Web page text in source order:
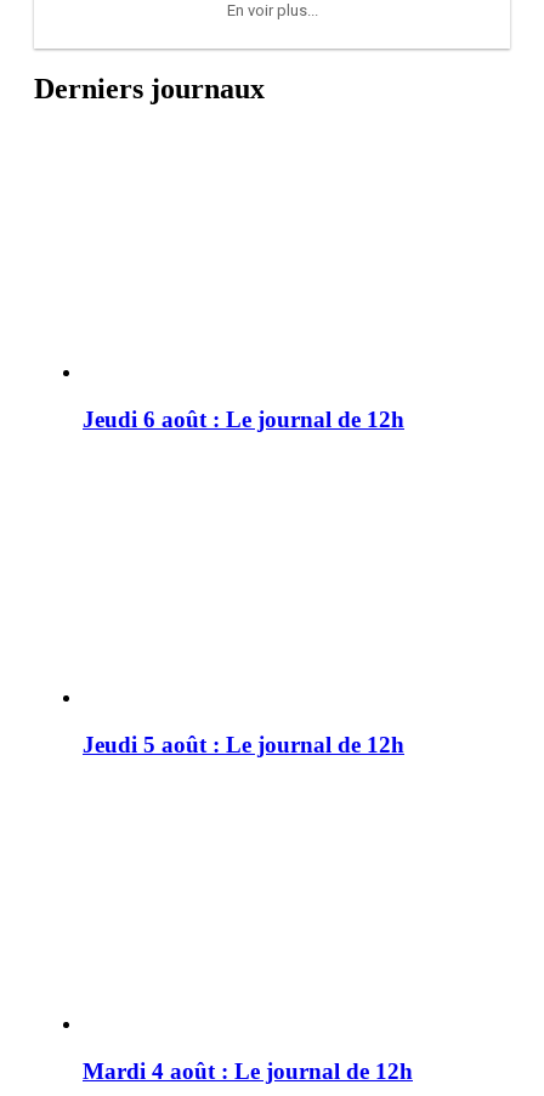
En voir plus...
Derniers journaux
Jeudi 6 août : Le journal de 12h
Jeudi 5 août : Le journal de 12h
Mardi 4 août : Le journal de 12h